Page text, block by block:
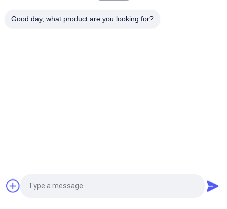
naklejki Złoty logo
Opakowanie
Farmaceutyczne
Poprosić o wycenę
Good day, what product are you looking for?